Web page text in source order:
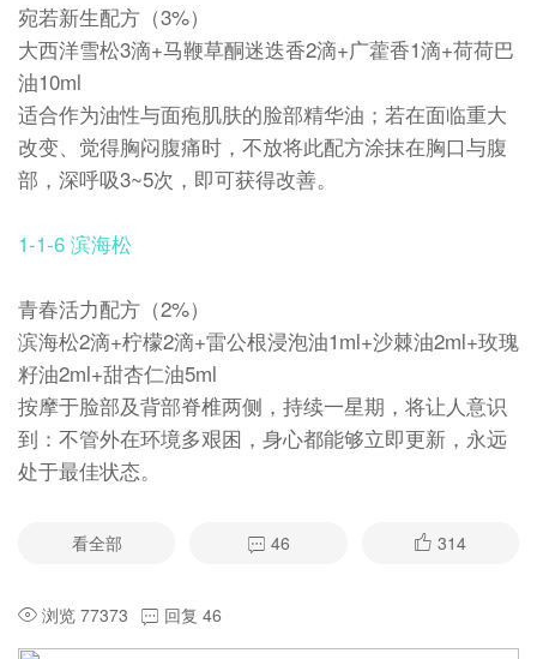
宛若新生配方（3%）
大西洋雪松3滴+马鞭草酮迷迭香2滴+广藿香1滴+荷荷巴
油10ml
适合作为油性与面疱肌肤的脸部精华油；若在面临重大
改变、觉得胸闷腹痛时，不放将此配方涂抹在胸口与腹
部，深呼吸3~5次，即可获得改善。
1-1-6 滨海松
青春活力配方（2%）
滨海松2滴+柠檬2滴+雷公根浸泡油1ml+沙棘油2ml+玫瑰
籽油2ml+甜杏仁油5ml
按摩于脸部及背部脊椎两侧，持续一星期，将让人意识
到：不管外在环境多艰困，身心都能够立即更新，永远
处于最佳状态。
看全部 46 314
浏览 77373 回复 46